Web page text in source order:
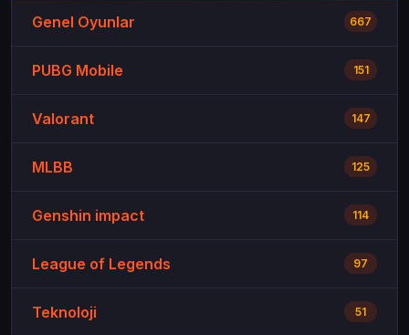
Genel Oyunlar 667
PUBG Mobile 151
Valorant 147
MLBB 125
Genshin impact 114
League of Legends 97
Teknoloji 51